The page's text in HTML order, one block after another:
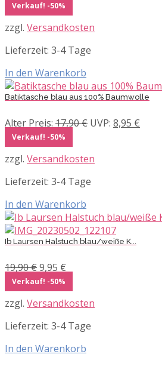
24,90 €
Verkauf! -50%
zzgl. Versandkosten
Lieferzeit: 3-4 Tage
In den Warenkorb
Batiktasche blau aus 100% Baumwolle
Alter Preis: 17,90€ Ursprünglicher
17,90 €
UVP: 8,95 €
Verkauf! -50%
zzgl. Versandkosten
Lieferzeit: 3-4 Tage
In den Warenkorb
Ib Laursen Halstuch blau/weiße K...
19,90€Ursprünglicher
Preis
war:
19,90 €
9,95 €
ist:
9,95 €.
Verkauf! -50%
zzgl. Versandkosten
Lieferzeit: 3-4 Tage
In den Warenkorb